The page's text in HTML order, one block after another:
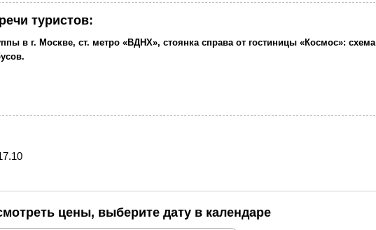
туристов:
в г. Москве, ст. метро «ВДНХ», стоянка справа от гостиницы «Космос»: схема
цены, выберите дату в календаре